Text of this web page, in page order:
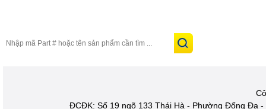
ĐCĐK: Số 19 ngõ 133 Thái Hà - Phường Đống Đa -